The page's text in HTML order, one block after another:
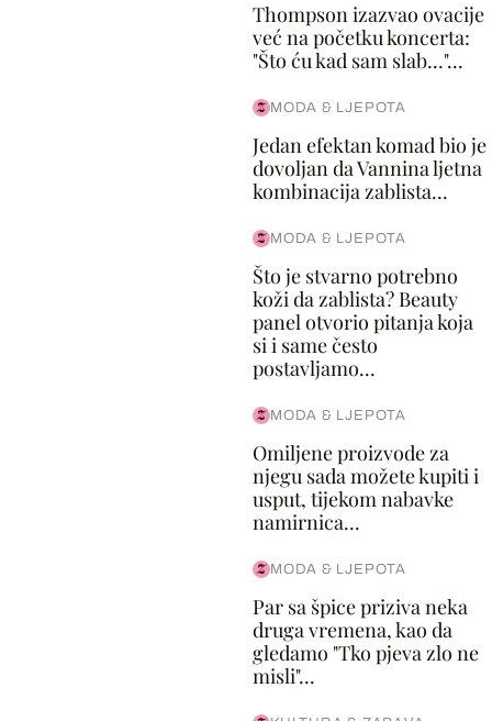
Thompson izazvao ovacije
već na početku koncerta:
"Što ću kad sam slab..."...
MODA & LJEPOTA
Jedan efektan komad bio je
dovoljan da Vannina ljetna
kombinacija zablista...
MODA & LJEPOTA
Što je stvarno potrebno
koži da zablista? Beauty
panel otvorio pitanja koja
si i same često
postavljamo...
MODA & LJEPOTA
Omiljene proizvode za
njegu sada možete kupiti i
usput, tijekom nabavke
namirnica...
MODA & LJEPOTA
Par sa špice priziva neka
druga vremena, kao da
gledamo "Tko pjeva zlo ne
misli"...